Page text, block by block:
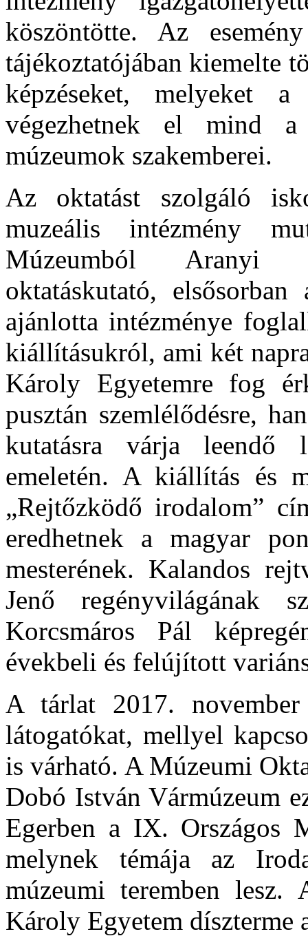
köszöntötte. Az
tájékoztatójában kiemelte
képzéseket, melyeket
végezhetnek el mind
múzeumok szakemberei.
Az oktatást szolgáló
muzeális intézmény
Múzeumból Aranyi
oktatáskutató,
ajánlotta intézménye
kiállításukról, ami két
Károly Egyetemre fog
pusztán szemlélődésre,
kutatásra várja leendő
emeletén. A kiállítás és
„Rejtőzködő irodalom”
eredhetnek a magyar
mesterének. Kalandos
Jenő regényvilágának
Korcsmáros Pál
évekbeli és felújított
A tárlat 2017.
látogatókat, mellyel
is várható. A Múzeumi
Dobó István Vármúzeum
Egerben a IX. Országos
melynek témája az
múzeumi teremben lesz.
Károly Egyetem díszterme